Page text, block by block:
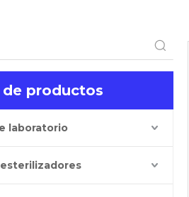
productos
laboratorio